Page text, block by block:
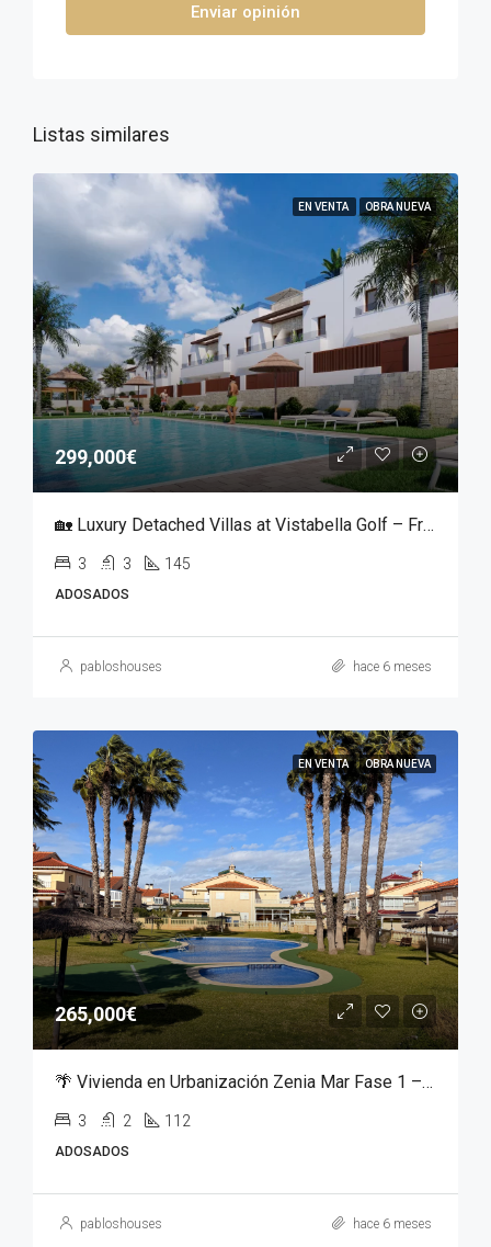
Enviar opinión
Listas similares
EN VENTA OBRA NUEVA
299,000€
🏡 Luxury Detached Villas at Vistabella Golf – From €299,000
3 3 145
ADOSADOS
pabloshouses hace 6 meses
EN VENTA OBRA NUEVA
265,000€
🌴 Vivienda en Urbanización Zenia Mar Fase 1 – Orihuela Costa | 240.000 €
3 2 112
ADOSADOS
pabloshouses hace 6 meses